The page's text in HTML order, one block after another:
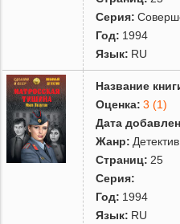
Серия:
Год: 1994
Язык: RU
Название
Оценка: 3 (1)
Дата
Жанр:
Страниц: 25
Серия:
Год: 1994
Язык: RU